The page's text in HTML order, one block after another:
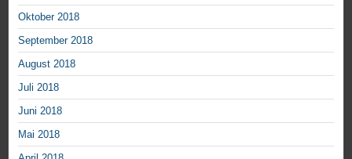
Oktober 2018
September 2018
August 2018
Juli 2018
Juni 2018
Mai 2018